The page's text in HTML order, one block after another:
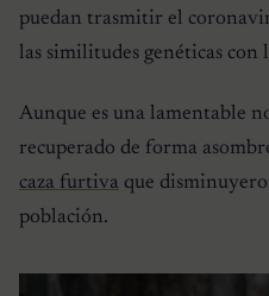
puedan trasmitir el
las similitudes genéticas con
Aunque es una lamentable
recuperado de forma
caza furtiva que
población.